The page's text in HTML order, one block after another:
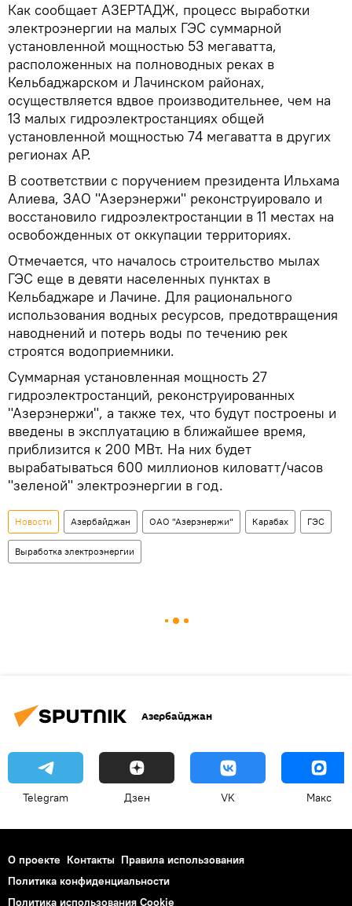
Как сообщает АЗЕРТАДЖ, процесс выработки
электроэнергии на малых ГЭС суммарной
установленной мощностью 53 мегаватта,
расположенных на полноводных реках в
Кельбаджарском и Лачинском районах,
осуществляется вдвое производительнее, чем на
13 малых гидроэлектростанциях общей
установленной мощностью 74 мегаватта в других
регионах АР.
В соответствии с поручением президента Ильхама
Алиева, ЗАО "Азерэнержи" реконструировало и
восстановило гидроэлектростанции в 11 местах на
освобожденных от оккупации территориях.
Отмечается, что началось строительство мылах
ГЭС еще в девяти населенных пунктах в
Кельбаджаре и Лачине. Для рационального
использования водных ресурсов, предотвращения
наводнений и потерь воды по течению рек
строятся водоприемники.
Суммарная установленная мощность 27
гидроэлектростанций, реконструированных
"Азерэнержи", а также тех, что будут построены и
введены в эксплуатацию в ближайшее время,
приблизится к 200 МВт. На них будет
вырабатываться 600 миллионов киловатт/часов
"зеленой" электроэнергии в год.
Новости Азербайджан ОАО "Азерэнержи" Карабах ГЭС
Выработка электроэнергии
Азербайджан
Telegram Дзен VK Макс
О проекте Контакты Правила использования
Политика конфиденциальности
Политика использования Cookie